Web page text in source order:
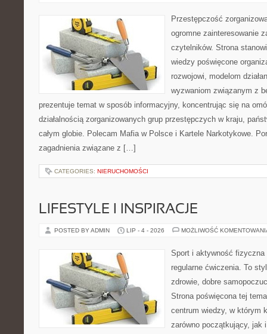
Przestępczość
ogromne zainteresowanie
czytelników. Strona
wiedzy poświęcone
rozwojowi, modelom
wyzwaniom związanym z
prezentuje temat w sposób informacyjny, koncentrując się na
działalnością zorganizowanych grup przestępczych w kraju,
całym globie. Polecam Mafia w Polsce i Kartele Narkotykowe.
zagadnienia związane z […]
CATEGORIES: NIERUCHOMOŚCI
LIFESTYLE I INSPIRACJE
POSTED BY ADMIN LIP - 4 - 2026 MOŻLIWOŚĆ
Sport i aktywność
regularne ćwiczenia. To
zdrowie, dobre
Strona poświęcona tej
centrum wiedzy, w którym
zarówno początkujący, jak